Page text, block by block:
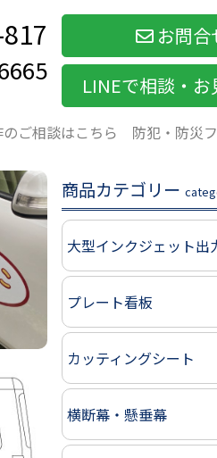
お問合
LINEで相談・お
ご相談はこちら 防犯・防災
商品カテゴリー
大型インクジェット出
プレート看板
カッティングシート
横断幕・懸垂幕